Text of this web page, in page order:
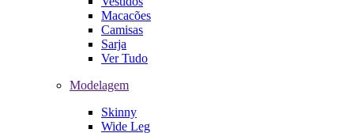
Macacões
Camisas
Sarja
Ver Tudo
Modelagem
Skinny
Wide Leg